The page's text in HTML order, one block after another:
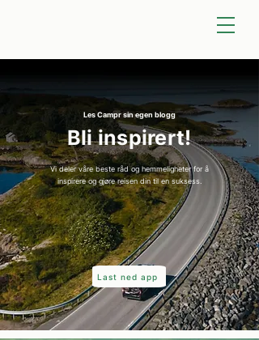
Les Campr sin egen blogg
Bli inspirert!
Vi deler våre beste råd og hemmeligheter for å
inspirere og gjøre reisen din til en suksess.
Last ned app